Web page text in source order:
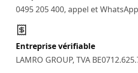
0495 205 400, appel et WhatsApp
Entreprise vérifiable
LAMRO GROUP, TVA